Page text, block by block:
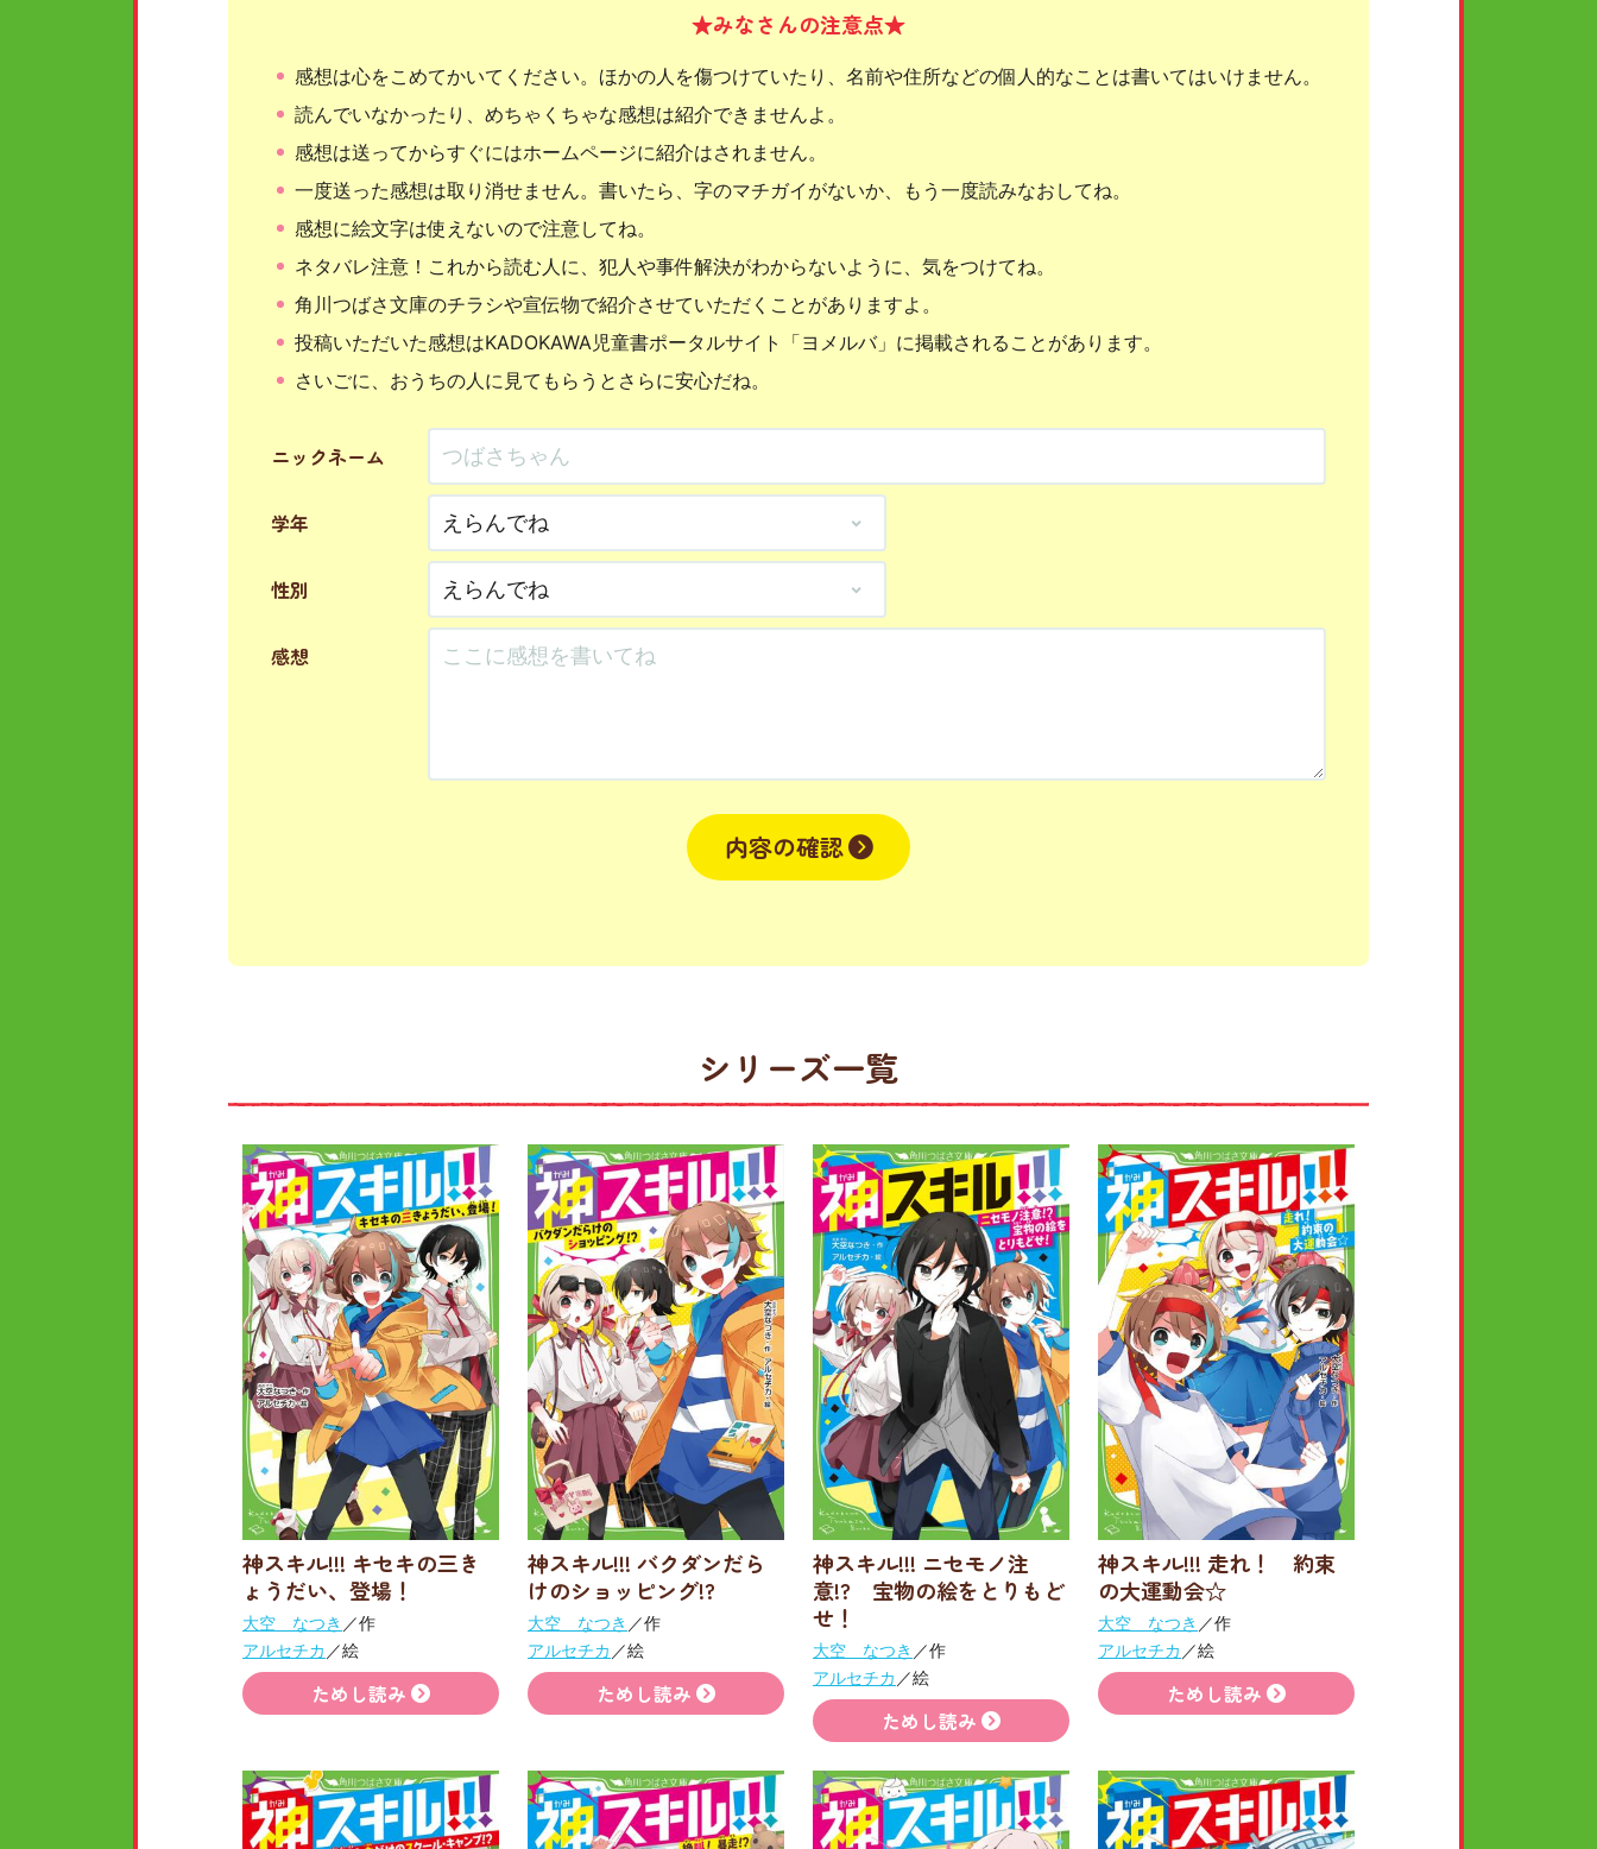
★みなさんの注意点★
感想は心をこめてかいてください。ほかの人を傷つけていたり、名前や住所などの個人的なことは書いてはいけません。
読んでいなかったり、めちゃくちゃな感想は紹介できませんよ。
感想は送ってからすぐにはホームページに紹介はされません。
一度送った感想は取り消せません。書いたら、字のマチガイがないか、もう一度読みなおしてね。
感想に絵文字は使えないので注意してね。
ネタバレ注意！これから読む人に、犯人や事件解決がわからないように、気をつけてね。
角川つばさ文庫のチラシや宣伝物で紹介させていただくことがありますよ。
投稿いただいた感想はKADOKAWA児童書ポータルサイト「ヨメルバ」に掲載されることがあります。
さいごに、おうちの人に見てもらうとさらに安心だね。
ニックネーム
学年
性別
感想
内容の確認
シリーズ一覧
神スキル!!! キセキの三き
ょうだい、登場！
大空 なつき ／作
アルセチカ ／絵
ためし読み
神スキル!!! バクダンだら
けのショッピング!?
大空 なつき ／作
アルセチカ ／絵
ためし読み
神スキル!!! ニセモノ注
意!? 宝物の絵をとりもど
せ！
大空 なつき ／作
アルセチカ ／絵
ためし読み
神スキル!!! 走れ！ 約束
の大運動会☆
大空 なつき ／作
アルセチカ ／絵
ためし読み